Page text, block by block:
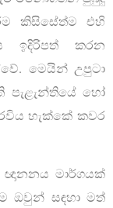
කිසිසේත්ම එහි
ඉදිරිපත් කරන
මෙයින් උපුටා
පැළැන්තියේ හෝ
හැක්කේ කවර
මාර්ගයක්
ඔවුන් සඳහා මත්